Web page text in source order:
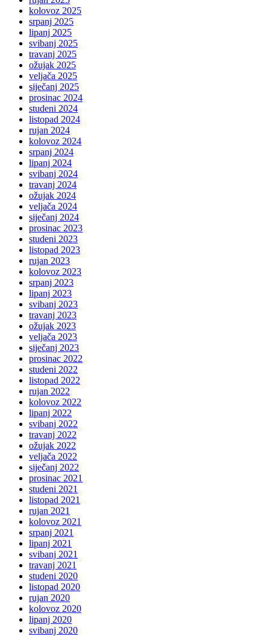
kolovoz 2025
srpanj 2025
lipanj 2025
svibanj 2025
travanj 2025
ožujak 2025
veljača 2025
siječanj 2025
prosinac 2024
studeni 2024
listopad 2024
rujan 2024
kolovoz 2024
srpanj 2024
lipanj 2024
svibanj 2024
travanj 2024
ožujak 2024
veljača 2024
siječanj 2024
prosinac 2023
studeni 2023
listopad 2023
rujan 2023
kolovoz 2023
srpanj 2023
lipanj 2023
svibanj 2023
travanj 2023
ožujak 2023
veljača 2023
siječanj 2023
prosinac 2022
studeni 2022
listopad 2022
rujan 2022
kolovoz 2022
lipanj 2022
svibanj 2022
travanj 2022
ožujak 2022
veljača 2022
siječanj 2022
prosinac 2021
studeni 2021
listopad 2021
rujan 2021
kolovoz 2021
srpanj 2021
lipanj 2021
svibanj 2021
travanj 2021
studeni 2020
listopad 2020
rujan 2020
kolovoz 2020
lipanj 2020
svibanj 2020